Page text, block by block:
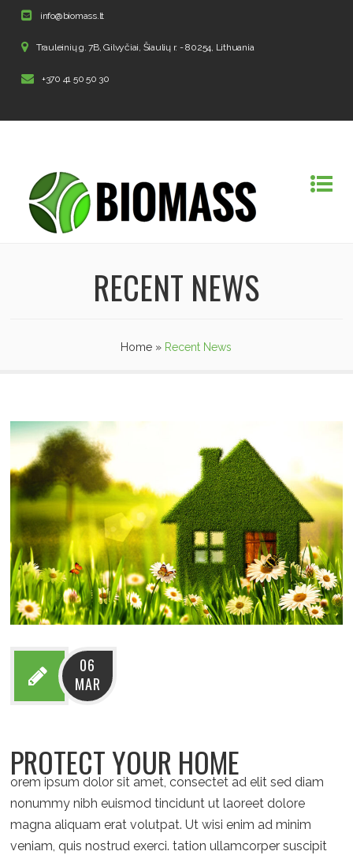
info@biomass.lt
Trauleinių g. 7B, Gilvyčiai, Šiaulių r. - 80254, Lithuania
+370 41 50 50 30
RECENT NEWS
Home » Recent News
06
MAR
PROTECT YOUR HOME
orem ipsum dolor sit amet, consectet ad elit sed diam
nonummy nibh euismod tincidunt ut laoreet dolore
magna aliquam erat volutpat. Ut wisi enim ad minim
veniam, quis nostrud exerci. tation ullamcorper suscipit